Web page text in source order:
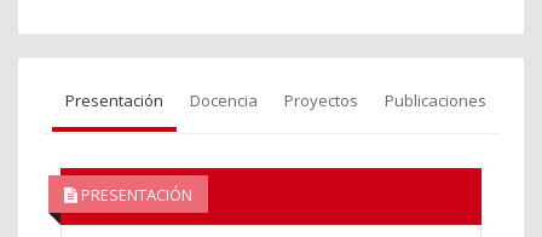
Presentación Docencia Proyectos Publicaciones
PRESENTACIÓN